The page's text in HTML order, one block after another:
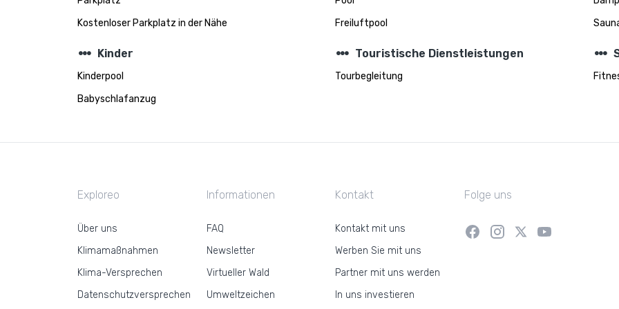
Kostenloser Parkplatz in der Nähe
Freiluftpool
steppers Kinder
Kinderpool
Babyschlafanzug
steppers Touristische Dienstleistungen
Tourbegleitung
steppers
Exploreo
Über uns
Klimamaßnahmen
Klima-Versprechen
Datenschutzversprechen
Informationen
FAQ
Newsletter
Virtueller Wald
Umweltzeichen
Kontakt
Kontakt mit uns
Werben Sie mit uns
Partner mit uns werden
In uns investieren
Folge uns